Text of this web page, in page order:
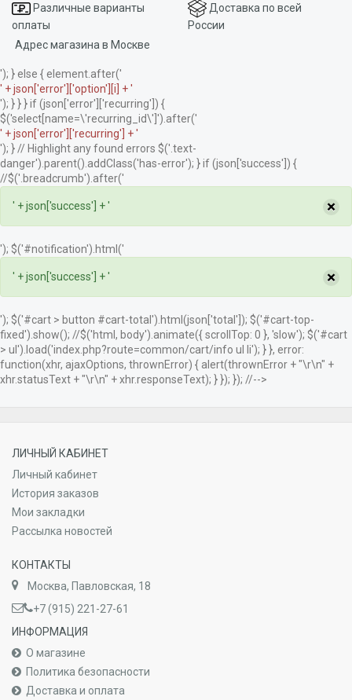
Различные варианты
оплаты
Доставка по всей
России
Адрес магазина в Москве
'); } else { element.after('
' + json['error']['option'][i] + '
'); } } } if (json['error']['recurring']) {
$('select[name=\'recurring_id\']').after('
' + json['error']['recurring'] + '
'); } // Highlight any found errors $('.text-
danger').parent().addClass('has-error'); } if (json['success']) {
//$('.breadcrumb').after('
' + json['success'] + ' ×
'); $('#notification').html('
' + json['success'] + ' ×
'); $('#cart > button #cart-total').html(json['total']); $('#cart-top-
fixed').show(); //$('html, body').animate({ scrollTop: 0 }, 'slow'); $('#cart
> ul').load('index.php?route=common/cart/info ul li'); } }, error:
function(xhr, ajaxOptions, thrownError) { alert(thrownError + "\r\n" +
xhr.statusText + "\r\n" + xhr.responseText); } }); }); //-->
ЛИЧНЫЙ КАБИНЕТ
Личный кабинет
История заказов
Мои закладки
Рассылка новостей
КОНТАКТЫ
Москва, Павловская, 18
+7 (915) 221-27-61
ИНФОРМАЦИЯ
О магазине
Политика безопасности
Доставка и оплата